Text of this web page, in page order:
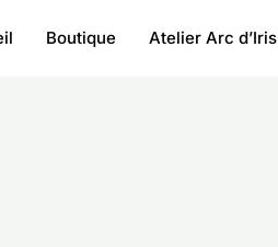
Boutique Atelier Arc d’Iris